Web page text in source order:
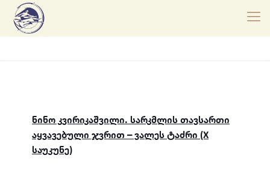
ნინო კვირიკაშვილი. სარკმლის თავსართი
აყვავებული ჯვრით – ვალეს ტაძრი (X
საუკუნე)